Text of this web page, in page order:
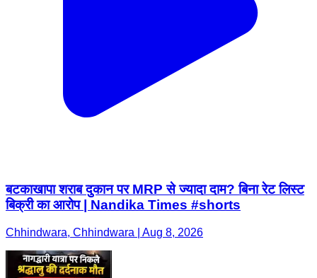
बटकाखापा शराब दुकान पर MRP से ज्यादा दाम? बिना रेट लिस्ट
बिक्री का आरोप | Nandika Times #shorts
Chhindwara, Chhindwara | Aug 8, 2026